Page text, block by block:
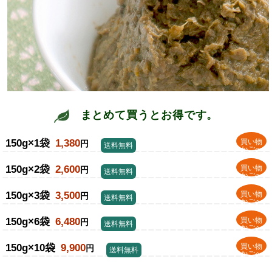
まとめて買うとお得です。
150g×1袋 1,380円
買い物
かごへ
送料無料
150g×2袋 2,600円
買い物
かごへ
送料無料
150g×3袋 3,500円
買い物
かごへ
送料無料
150g×6袋 6,480円
買い物
かごへ
送料無料
150g×10袋 9,900円
買い物
かごへ
送料無料